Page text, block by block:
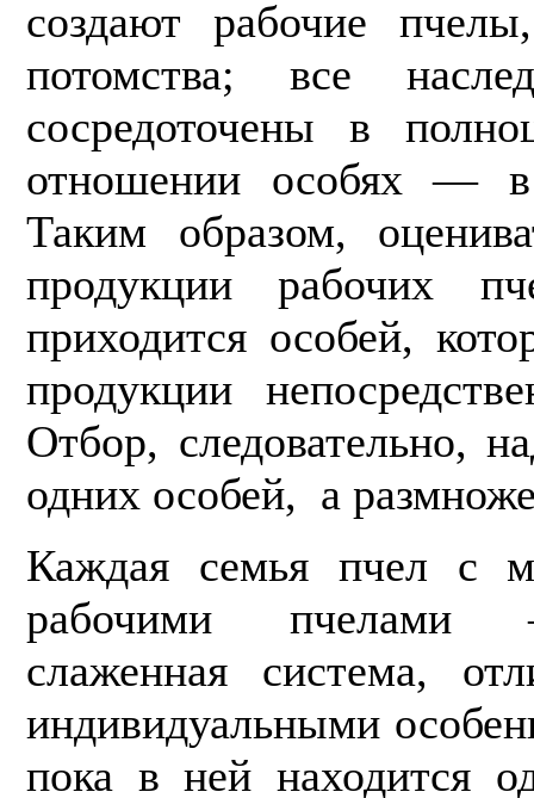
создают рабочие
потомства; все
сосредоточены в
отно­шении особях —
Таким образом,
продукции рабочих
приходится особей,
продукции
Отбор, следовательно,
одних особей, а
Каждая семья пчел с
рабочими пчелами
слаженная система,
инди­видуальными
пока в ней находится